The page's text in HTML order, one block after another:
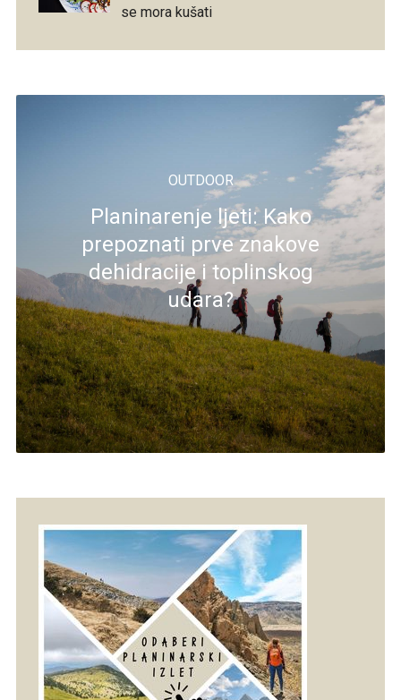
se mora kušati
OUTDOOR
Planinarenje ljeti: Kako
prepoznati prve znakove
dehidracije i toplinskog
udara?